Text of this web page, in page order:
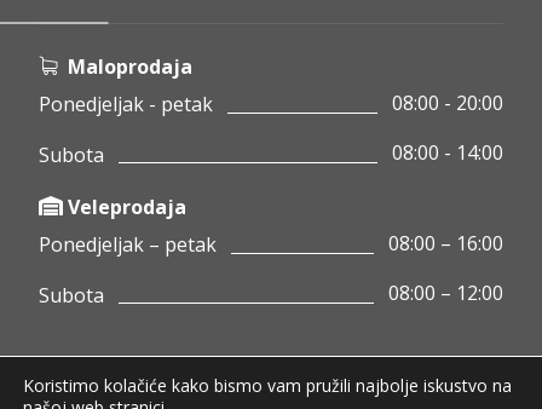
Maloprodaja
Ponedjeljak - petak
08:00 - 20:00
Subota
08:00 - 14:00
Veleprodaja
Ponedjeljak – petak
08:00 – 16:00
Subota
08:00 – 12:00
Koristimo kolačiće kako bismo vam pružili najbolje iskustvo na